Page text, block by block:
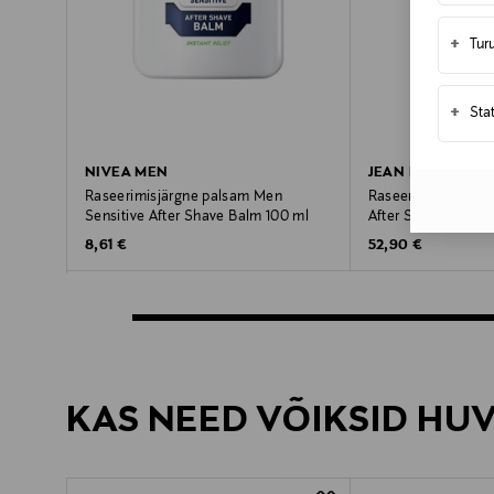
+
+
NIVEA MEN
Raseerimisjärgne palsam Men
Sensitive After Shave Balm 100 ml
Original Price
8,61 €
JEAN PAUL
Raseerimisjärgne
After Shave
Original Price
52,90 €
KAS NEED VÕIKSID